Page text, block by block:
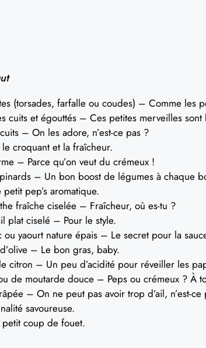
(torsades, farfalle ou coudes) – Comme les
cuits et égouttés – Ces petites merveilles sont
– On les adore, n’est-ce pas ?
croquant et la fraîcheur.
– Parce qu’on veut du crémeux !
– Un bon boost de légumes à chaque
pep’s aromatique.
fraîche ciselée – Fraîcheur, où es-tu ?
plat ciselé – Pour le style.
yaourt nature épais – Le secret pour la
– Le bon gras, baby.
citron – Un peu d’acidité pour réveiller les
de moutarde douce – Peps ou crémeux ? À
– On ne peut pas avoir trop d’ail, n’est-ce
savoureuse.
coup de fouet.